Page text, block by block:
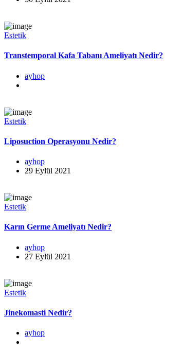
Estetik
Transtemporal Kafa Tabanı Ameliyatı Nedir?
ayhop
Estetik
Liposuction Operasyonu Nedir?
ayhop
29 Eylül 2021
Estetik
Karın Germe Ameliyatı Nedir?
ayhop
27 Eylül 2021
Estetik
Jinekomasti Nedir?
ayhop